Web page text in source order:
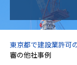
東京都で建設業許可
審の他社事例